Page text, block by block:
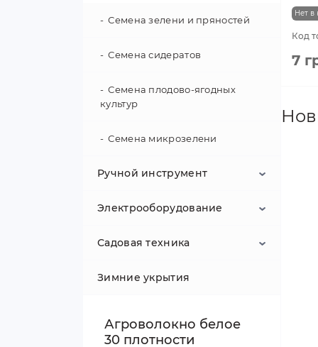
Семена зелени и пряностей
Семена сидератов
Семена плодово-ягодных
культур
Семена микрозелени
Ручной инструмент
Лестницы стремянки
Ножи строительные
Измерительный
Рулетка
Молотки и кувалды
Электрооборудование
Солнечные панели
Фонари налобные
Садовая техника
Опрыскиватели
Зимние укрытия
Агроволокно белое
30 плотности
Нет в
Код
7